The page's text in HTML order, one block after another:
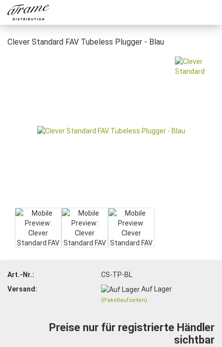
Clever Standard FAV Tubeless Plugger - Blau
Art.-Nr.:
CS-TP-BL
Versand:
Auf Lager
(Paketlaufzeiten)
Preise nur für registrierte Händler
sichtbar